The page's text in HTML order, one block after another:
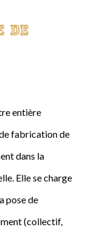
de
entière
fabrication de
dans la
Elle se charge
pose de
(collectif,